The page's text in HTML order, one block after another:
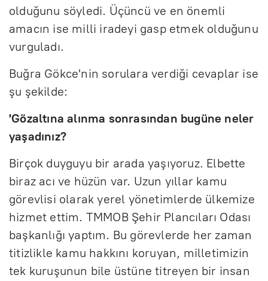
olduğunu söyledi. Üçüncü ve en önemli
amacın ise milli iradeyi gasp etmek olduğunu
vurguladı.
Buğra Gökce'nin sorulara verdiği cevaplar ise
şu şekilde:
'Gözaltına alınma sonrasından bugüne neler
yaşadınız?
Birçok duyguyu bir arada yaşıyoruz. Elbette
biraz acı ve hüzün var. Uzun yıllar kamu
görevlisi olarak yerel yönetimlerde ülkemize
hizmet ettim. TMMOB Şehir Plancıları Odası
başkanlığı yaptım. Bu görevlerde her zaman
titizlikle kamu hakkını koruyan, milletimizin
tek kuruşunun bile üstüne titreyen bir insan